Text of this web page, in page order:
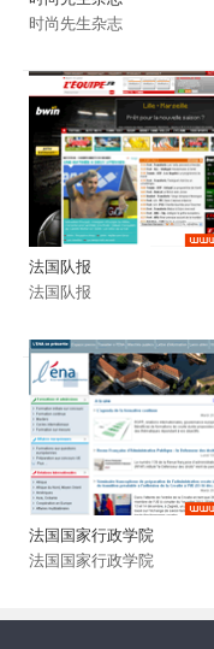
时尚先生杂志
法国队报
法国队报
法国国家行政学院
法国国家行政学院